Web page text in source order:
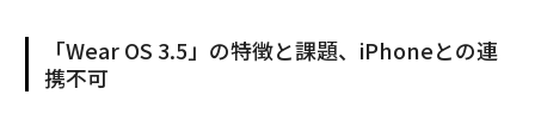
「Wear OS 3.5」の特徴と課題、iPhoneとの連
携不可